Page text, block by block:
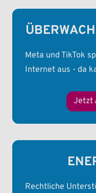
Meta und TikTok
Internet aus - da
Jetzt
Rechtliche